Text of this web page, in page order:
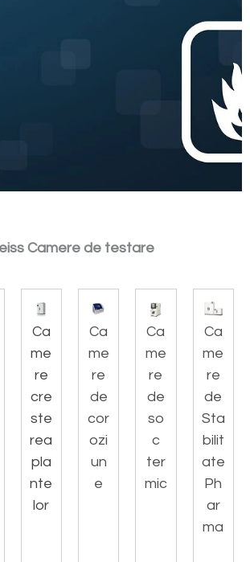
Camere de testare
Ca
me
re
cre
ste
rea
pla
nte
lor
Ca
me
re
de
cor
ozi
un
e
Ca
me
re
de
so
c
ter
mic
Ca
me
re
de
Sta
bilit
ate
Ph
ar
ma